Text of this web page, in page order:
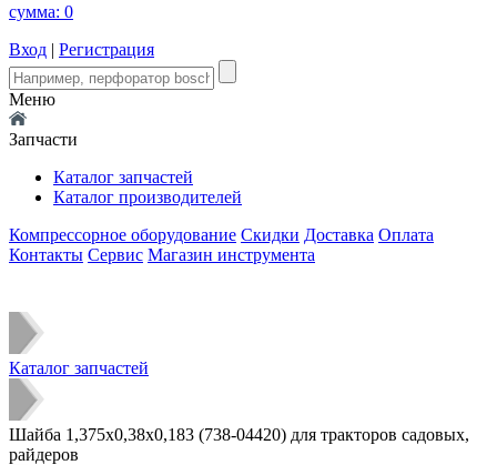
сумма: 0
Вход | Регистрация
Меню
Запчасти
Каталог запчастей
Каталог производителей
Компрессорное оборудование Скидки Доставка Оплата
Контакты Сервис Магазин инструмента
Каталог запчастей
Шайба 1,375х0,38х0,183 (738-04420) для тракторов садовых,
райдеров